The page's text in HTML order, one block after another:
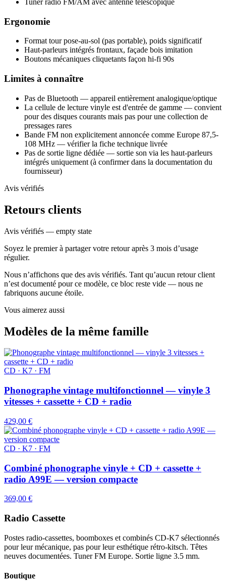
Tuner radio FM/AM avec antenne télescopique
Ergonomie
Format tour pose-au-sol (pas portable), poids significatif
Haut-parleurs intégrés frontaux, façade bois imitation
Boutons mécaniques cliquetants façon hi-fi 90s
Limites à connaître
Pas de Bluetooth — appareil entièrement analogique/optique
La cellule de lecture vinyle est d'entrée de gamme — convient
pour des disques courants mais pas pour une collection de
pressages rares
Bande FM non explicitement annoncée comme Europe 87,5-
108 MHz — vérifier la fiche technique livrée
Pas de sortie ligne dédiée — sortie son via les haut-parleurs
intégrés uniquement (à confirmer dans la documentation du
fournisseur)
Avis vérifiés
Retours clients
Avis vérifiés — empty state
Soyez le premier à partager votre retour après 3 mois d’usage
régulier.
Nous n’affichons que des avis vérifiés. Tant qu’aucun retour client
n’est documenté pour ce modèle, ce bloc reste vide — nous ne
fabriquons aucune étoile.
Vous aimerez aussi
Modèles de la même famille
CD · K7 · FM
Phonographe vintage multifonctionnel — vinyle 3
vitesses + cassette + CD + radio
429,00 €
CD · K7 · FM
Combiné phonographe vinyle + CD + cassette +
radio A99E — version compacte
369,00 €
Radio Cassette
Postes radio-cassettes, boomboxes et combinés CD-K7 sélectionnés
pour leur mécanique, pas pour leur esthétique rétro-kitsch. Têtes
neuves documentées. Tuner FM Europe. Sortie ligne 3.5 mm.
Boutique